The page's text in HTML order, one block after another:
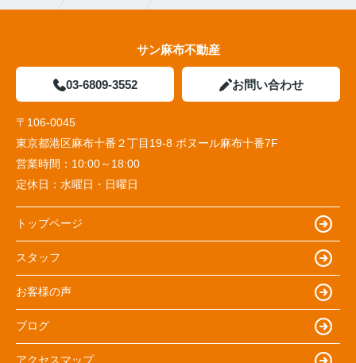
サン麻布不動産
03-6809-3552 お問い合わせ
〒106-0045
東京都港区麻布十番２丁目19-8 ボヌール麻布十番7F
営業時間： 10:00～18:00
定休日： 水曜日・日曜日
トップページ
スタッフ
お客様の声
ブログ
アクセスマップ